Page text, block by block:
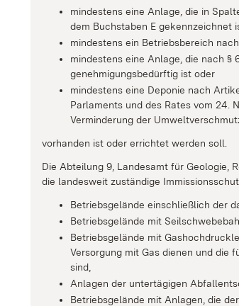
mindestens eine Anlage, die in
dem Buchstaben E gekennzeichnet
mindestens ein Betriebsbereich
mindestens eine Anlage, die nach §
genehmigungsbedürftig ist oder
mindestens eine Deponie nach
Parlaments und des Rates vom 24.
Verminderung der
vorhanden ist oder errichtet werden soll.
Die Abteilung 9, Landesamt für Geologie,
die landesweit zuständige
Betriebsgelände einschließlich der
Betriebsgelände mit
Betriebsgelände mit
Versorgung mit Gas dienen und die
sind,
Anlagen der untertägigen
Betriebsgelände mit Anlagen, die